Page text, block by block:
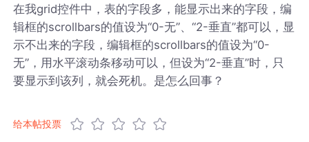
在我grid控件中，表的字段多，能显示出来的字段，编
辑框的scrollbars的值设为“0-无”、“2-垂直”都可以，显
示不出来的字段，编辑框的scrollbars的值设为“0-
无”，用水平滚动条移动可以，但设为“2-垂直”时，只
要显示到该列，就会死机。是怎么回事？
给本帖投票